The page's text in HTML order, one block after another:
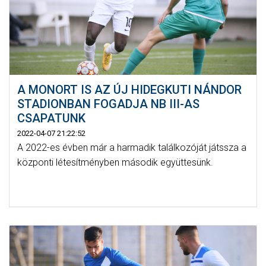
A MONORT IS AZ ÚJ HIDEGKUTI NÁNDOR
STADIONBAN FOGADJA NB III-AS
CSAPATUNK
2022-04-07 21:22:52
A 2022-es évben már a harmadik találkozóját játssza a
központi létesítményben második együttesünk.